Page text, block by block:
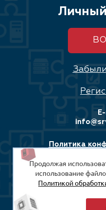
Политика
Соглашение на
©
ООО
Продолжая
использование
Политикой